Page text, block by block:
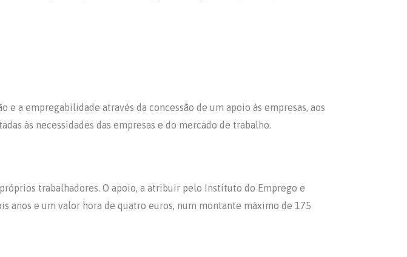
a empregabilidade através da concessão de um apoio às empresas, aos
às necessidades das empresas e do mercado de trabalho.
trabalhadores. O apoio, a atribuir pelo Instituto do Emprego e
anos e um valor hora de quatro euros, num montante máximo de 175